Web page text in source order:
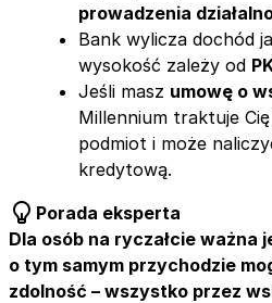
prowadzenia
Bank wylicza dochód
wysokość zależy od
Jeśli masz umowę o
Millennium traktuje
podmiot i może
kredytową.
Porada eksperta
Dla osób na ryczałcie ważna
o tym samym przychodzie
zdolność – wszystko przez